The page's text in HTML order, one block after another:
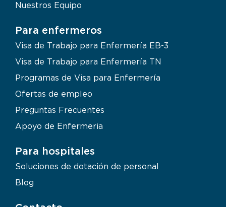
Nuestros Equipo
Para enfermeros
Visa de Trabajo para Enfermería EB-3
Visa de Trabajo para Enfermería TN
Programas de Visa para Enfermería
Ofertas de empleo
Preguntas Frecuentes
Apoyo de Enfermeria
Para hospitales
Soluciones de dotación de personal
Blog